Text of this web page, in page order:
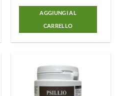
AGGIUNGI AL
CARRELLO